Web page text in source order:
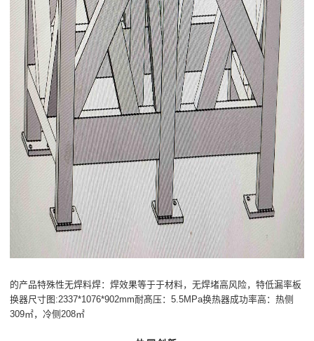
的产品特殊性无焊料焊：焊效果等于于材料，无焊堵高风险，特低漏率板
换器尺寸图:2337*1076*902mm耐髙压：5.5MPa换热器成功率高：热侧
309㎡，冷侧208㎡